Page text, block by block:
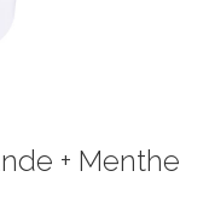
+ Menthe